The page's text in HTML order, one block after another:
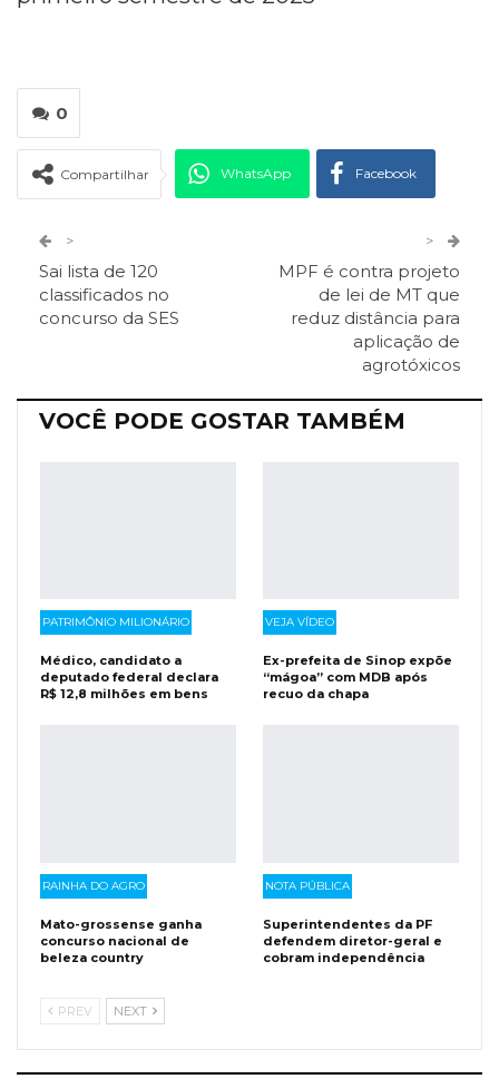
0
Compartilhar WhatsApp Facebook
ReddIt Telegram
O email
>
Sai lista de 120
classificados no
concurso da SES
>
MPF é contra projeto
de lei de MT que
reduz distância para
aplicação de
agrotóxicos
VOCÊ PODE GOSTAR TAMBÉM
PATRIMÔNIO MILIONÁRIO
Médico, candidato a
deputado federal declara
R$ 12,8 milhões em bens
VEJA VÍDEO
Ex-prefeita de Sinop expõe
“mágoa” com MDB após
recuo da chapa
RAINHA DO AGRO
Mato-grossense ganha
concurso nacional de
beleza country
NOTA PÚBLICA
Superintendentes da PF
defendem diretor-geral e
cobram independência
PREV NEXT